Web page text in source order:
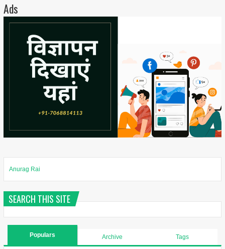
Ads
Anurag Rai
SEARCH THIS SITE
Populars Archive Tags